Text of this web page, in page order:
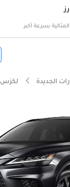
بسرعة أكبر
الجديدة لكزس